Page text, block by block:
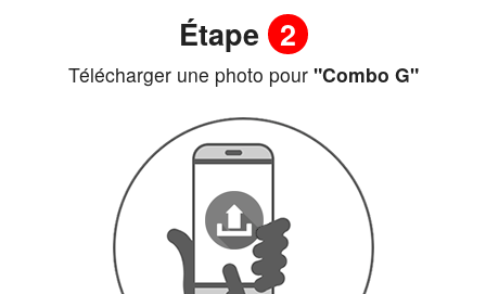
Étape 2
Télécharger une photo pour"Combo G"